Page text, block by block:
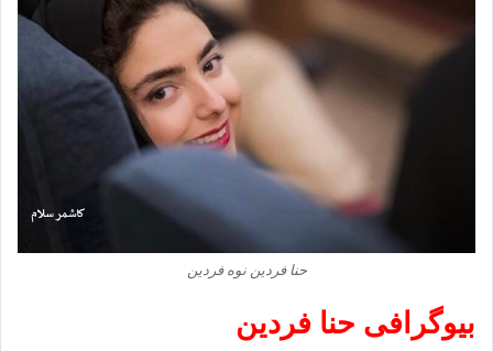
حنا فردین نوه فردین
بیوگرافی حنا فردین